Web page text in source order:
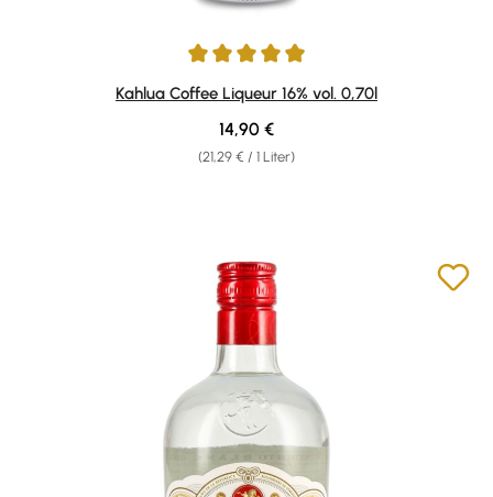
Durchschnittliche Bewertung von 4.94 von 5 Sternen
Kahlua Coffee Liqueur 16% vol. 0,70l
(21,29 € / 1 Liter)
Regulärer Preis:
14,90 €